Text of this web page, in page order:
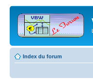
Index du forum